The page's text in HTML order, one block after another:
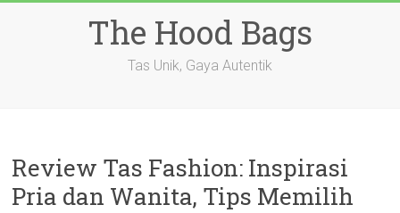
The Hood Bags
Tas Unik, Gaya Autentik
Review Tas Fashion: Inspirasi
Pria dan Wanita, Tips Memilih